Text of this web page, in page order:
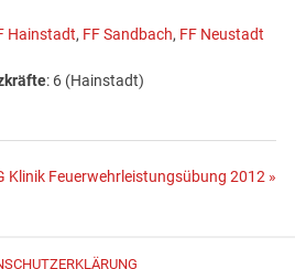
Hainstadt, FF Sandbach, FF Neustadt
: 6 (Hainstadt)
Klinik Feuerwehrleistungsübung 2012 »